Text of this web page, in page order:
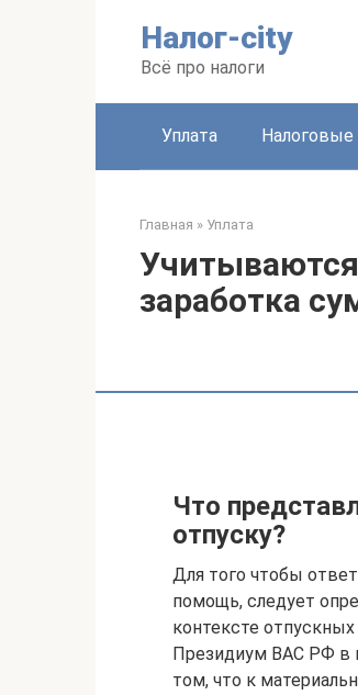
Налог-city
Всё про налоги
Уплата
Главная » Уплата
Учитываются
заработка
Что
отпуску?
Для того чтобы
помощь, следует
контексте
Президиум ВАС РФ в
том, что к